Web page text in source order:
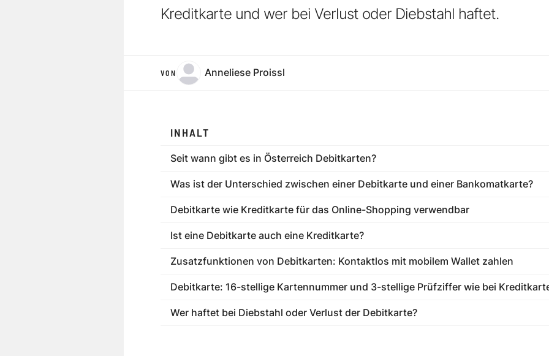
Kreditkarte und wer bei Verlust oder Diebstahl haftet.
VON Anneliese Proissl
INHALT
Seit wann gibt es in Österreich Debitkarten?
Was ist der Unterschied zwischen einer Debitkarte und einer Bankomatkarte?
Debitkarte wie Kreditkarte für das Online-Shopping verwendbar
Ist eine Debitkarte auch eine Kreditkarte?
Zusatzfunktionen von Debitkarten: Kontaktlos mit mobilem Wallet zahlen
Debitkarte: 16-stellige Kartennummer und 3-stellige Prüfziffer wie bei
Wer haftet bei Diebstahl oder Verlust der Debitkarte?